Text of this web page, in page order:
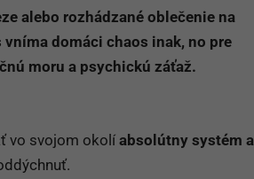
alebo rozhádzané oblečenie na
domáci chaos inak, no pre
moru a psychickú záťaž.
vo svojom okolíabsolútny systém a